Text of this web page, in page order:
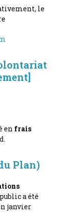
le
en frais
Plan)
a été
janvier